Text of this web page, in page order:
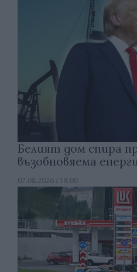
Белият дом спира
възобновяема
07.08.2026 / 18:00